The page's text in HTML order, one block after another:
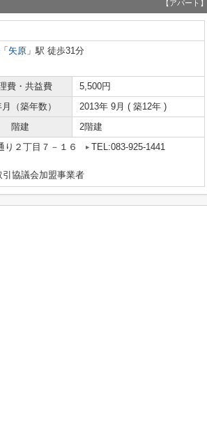
【アパート】
「 矢原 」駅 徒歩31分
費・共益費
5,500円
（築年数）
2013年 9月 ( 築12年 )
階建 2階建
り２丁目７－１６
TEL:083-925-1441
協議会加盟事業者